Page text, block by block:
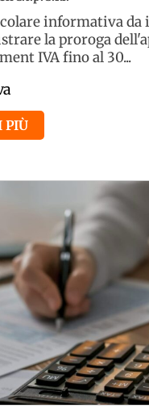
informativa da
la proroga
IVA fino al 30...
PIÙ